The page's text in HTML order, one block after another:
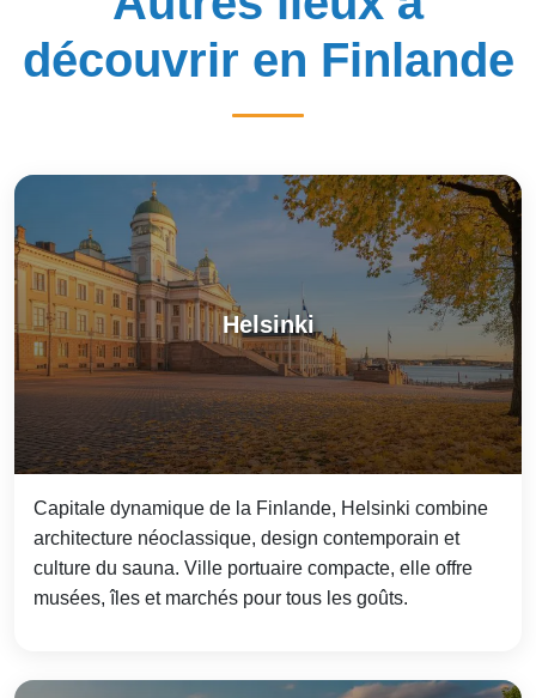
découvrir en Finlande
Helsinki
Capitale dynamique de la Finlande, Helsinki combine
architecture néoclassique, design contemporain et
culture du sauna. Ville portuaire compacte, elle offre
musées, îles et marchés pour tous les goûts.